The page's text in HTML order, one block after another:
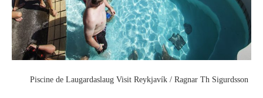
Piscine de Laugardaslaug Visit Reykjavík / Ragnar Th Sigurdsson